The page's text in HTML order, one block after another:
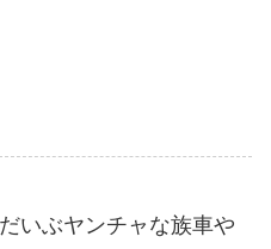
いぶヤンチャな族車や